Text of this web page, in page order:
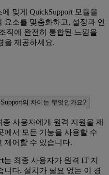
맞게 QuickSupport 모듈을
요소를 맞춤화하고, 설정과 연
직에 완전히 통합된 느낌을
을 제공하세요.
의 차이는 무엇인가요?
종 사용자에게 원격 지원을 제
에서 모든 기능을 사용할 수
제어할 수 있습니다.
는 최종 사용자가 원격 IT 지
니다. 설치가 필요 없는 이 경